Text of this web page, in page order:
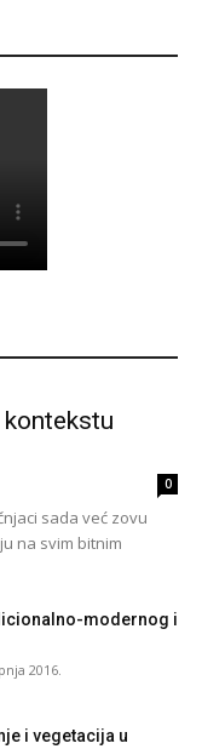
0
sada već zovu
na svim bitnim
modernog i
2016.
i vegetacija u